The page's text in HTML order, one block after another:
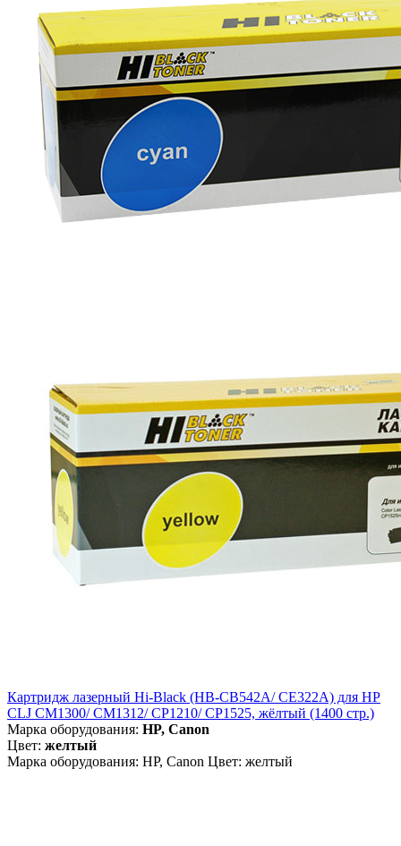
Картридж лазерный Hi-Black (HB-CB542A/ CE322A) для HP
CLJ CM1300/ CM1312/ CP1210/ CP1525, жёлтый (1400 стр.)
Марка оборудования: HP, Canon
Цвет: желтый
Марка оборудования: HP, Canon Цвет: желтый